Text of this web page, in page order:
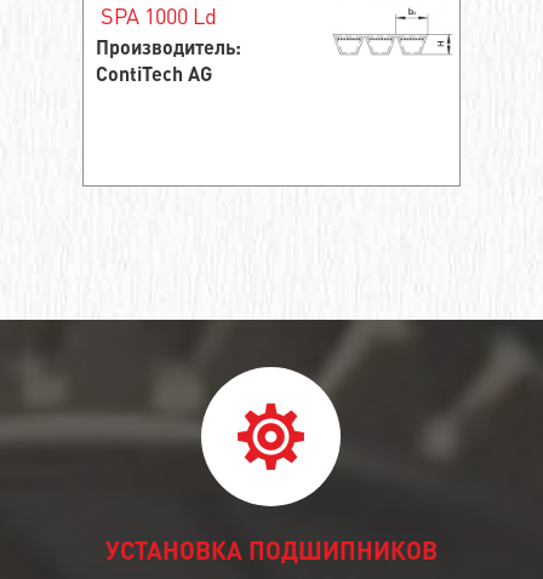
SPA 1000 Ld
Производитель:
ContiTech AG
УСТАНОВКА ПОДШИПНИКОВ